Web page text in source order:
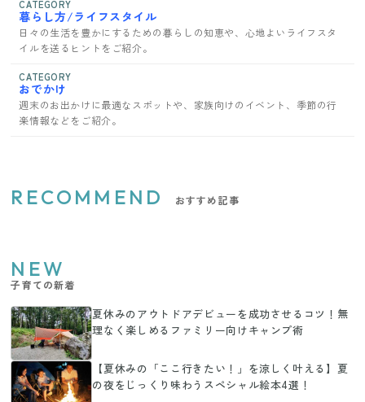
CATEGORY
暮らし方/ライフスタイル
日々の生活を豊かにするための暮らしの知恵や、心地よいライフスタ
イルを送るヒントをご紹介。
CATEGORY
おでかけ
週末のお出かけに最適なスポットや、家族向けのイベント、季節の行
楽情報などをご紹介。
RECOMMEND おすすめ記事
NEW
子育ての新着
夏休みのアウトドアデビューを成功させるコツ！無
理なく楽しめるファミリー向けキャンプ術
【夏休みの「ここ行きたい！」を涼しく叶える】夏
の夜をじっくり味わうスペシャル絵本4選！